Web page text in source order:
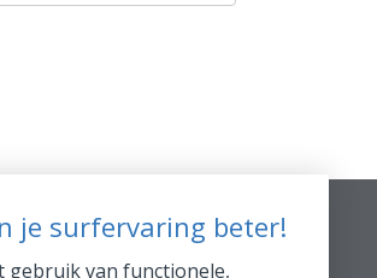
je surfervaring beter!
gebruik van functionele,